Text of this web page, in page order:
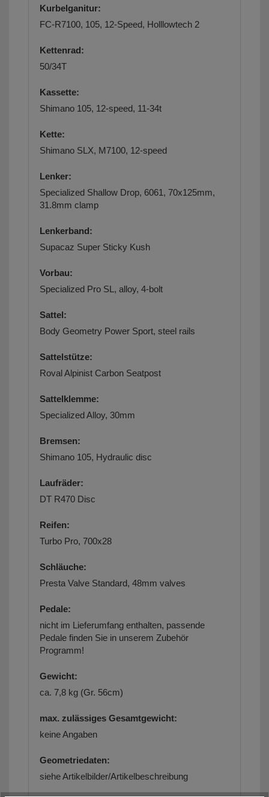
Kurbelganitur:
FC-R7100, 105, 12-Speed, Holllowtech 2
Kettenrad:
50/34T
Kassette:
Shimano 105, 12-speed, 11-34t
Kette:
Shimano SLX, M7100, 12-speed
Lenker:
Specialized Shallow Drop, 6061, 70x125mm,
31.8mm clamp
Lenkerband:
Supacaz Super Sticky Kush
Vorbau:
Specialized Pro SL, alloy, 4-bolt
Sattel:
Body Geometry Power Sport, steel rails
Sattelstütze:
Roval Alpinist Carbon Seatpost
Sattelklemme:
Specialized Alloy, 30mm
Bremsen:
Shimano 105, Hydraulic disc
Laufräder:
DT R470 Disc
Reifen:
Turbo Pro, 700x28
Schläuche:
Presta Valve Standard, 48mm valves
Pedale:
nicht im Lieferumfang enthalten, passende
Pedale finden Sie in unserem Zubehör
Programm!
Gewicht:
ca. 7,8 kg (Gr. 56cm)
max. zulässiges Gesamtgewicht:
keine Angaben
Geometriedaten:
siehe Artikelbilder/Artikelbeschreibung